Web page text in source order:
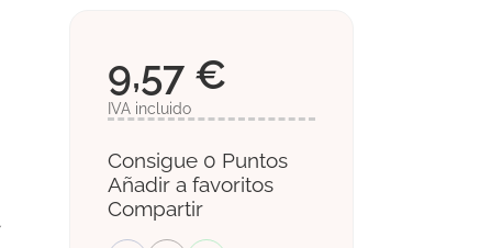
9,57 €
IVA incluido
Consigue 0 Puntos
Añadir a favoritos
Compartir